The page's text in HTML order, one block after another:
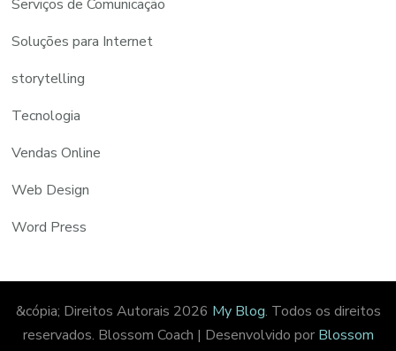
Serviços de Comunicação
Soluções para Internet
storytelling
Tecnologia
Vendas Online
Web Design
Word Press
&cópia; Direitos Autorais 2026 My Blog. Todos os direitos
reservados. Blossom Coach | Desenvolvido por Blossom